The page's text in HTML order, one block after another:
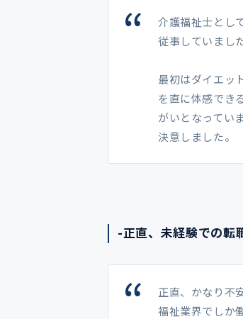
介護福祉士とし
従事していまし
最初はダイエッ
を直に体感でき
がいとなってい
決意しました。
-正直、未経験での転
正直、かなり不
福祉業界でしか